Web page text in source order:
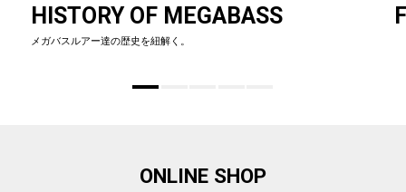
HISTORY OF MEGABASS
メガバスルアー達の歴史を紐解く。
ONLINE SHOP